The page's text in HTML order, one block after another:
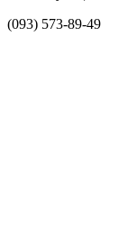
(093) 573-89-49